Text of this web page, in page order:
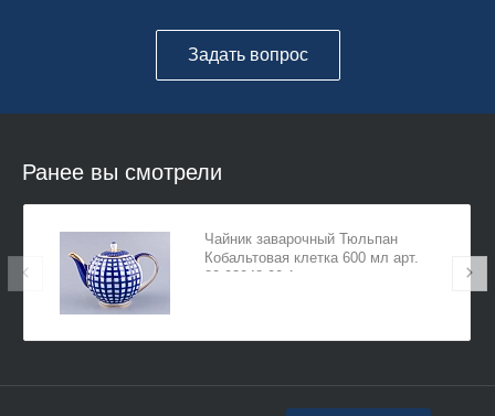
Задать вопрос
Ранее вы смотрели
Чайник заварочный Тюльпан
Кобальтовая клетка 600 мл арт.
80.03048.00.1